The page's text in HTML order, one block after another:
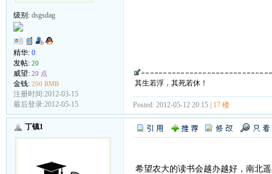
级别: dsgsdag
精华: 0
发帖: 20
威望: 20 点
金钱: 200 RMB
注册时间:2012-03-15
最后登录:2012-05-15
其生若浮，其死若休！
Posted: 2012-05-12 20:15 | 17 楼
丁镇1
希望农大的读书会越办越好，南北